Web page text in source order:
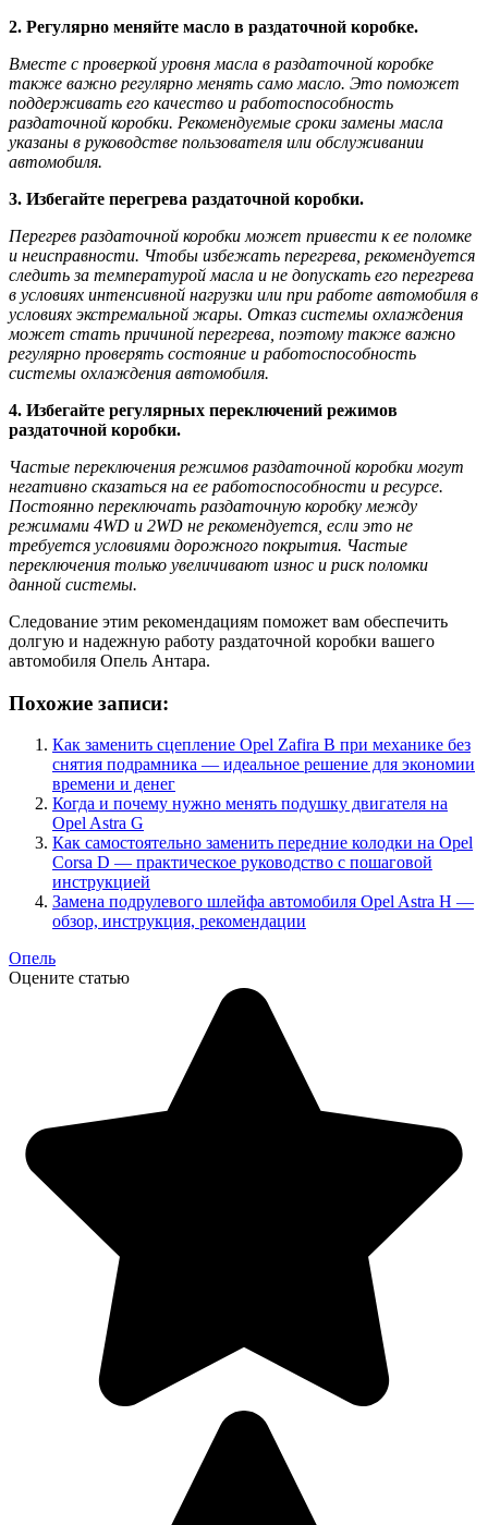
2. Регулярно меняйте масло в раздаточной коробке.
Вместе с проверкой уровня масла в раздаточной коробке
также важно регулярно менять само масло. Это поможет
поддерживать его качество и работоспособность
раздаточной коробки. Рекомендуемые сроки замены масла
указаны в руководстве пользователя или обслуживании
автомобиля.
3. Избегайте перегрева раздаточной коробки.
Перегрев раздаточной коробки может привести к ее поломке
и неисправности. Чтобы избежать перегрева, рекомендуется
следить за температурой масла и не допускать его перегрева
в условиях интенсивной нагрузки или при работе автомобиля в
условиях экстремальной жары. Отказ системы охлаждения
может стать причиной перегрева, поэтому также важно
регулярно проверять состояние и работоспособность
системы охлаждения автомобиля.
4. Избегайте регулярных переключений режимов
раздаточной коробки.
Частые переключения режимов раздаточной коробки могут
негативно сказаться на ее работоспособности и ресурсе.
Постоянно переключать раздаточную коробку между
режимами 4WD и 2WD не рекомендуется, если это не
требуется условиями дорожного покрытия. Частые
переключения только увеличивают износ и риск поломки
данной системы.
Следование этим рекомендациям поможет вам обеспечить
долгую и надежную работу раздаточной коробки вашего
автомобиля Опель Антара.
Похожие записи:
Как заменить сцепление Opel Zafira B при механике без
снятия подрамника — идеальное решение для экономии
времени и денег
Когда и почему нужно менять подушку двигателя на
Opel Astra G
Как самостоятельно заменить передние колодки на Opel
Corsa D — практическое руководство с пошаговой
инструкцией
Замена подрулевого шлейфа автомобиля Opel Astra H —
обзор, инструкция, рекомендации
Опель
Оцените статью